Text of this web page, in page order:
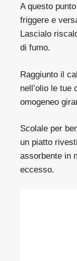
A questo
friggere e
Lascialo
di fumo.
Raggiunto il
nell’olio le tue
omogeneo
Scolale per
un piatto
assorbente in
eccesso.